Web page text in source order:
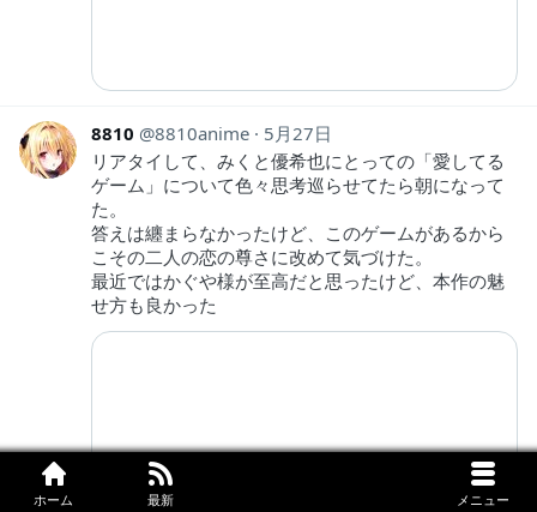
ホーム 最新 メニュー
8810 8810anime
5月27日
リアタイして、みくと優希也にとっての「愛してる
ゲーム」について色々思考巡らせてたら朝になって
た。
答えは纏まらなかったけど、このゲームがあるから
こその二人の恋の尊さに改めて気づけた。
最近ではかぐや様が至高だと思ったけど、本作の魅
せ方も良かった